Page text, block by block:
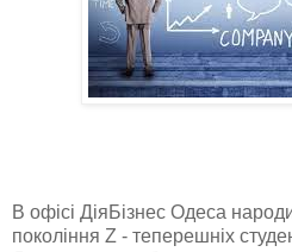
В офісі ДіяБізнес Одеса
покоління Z - теперешніх